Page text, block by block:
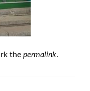
the permalink.